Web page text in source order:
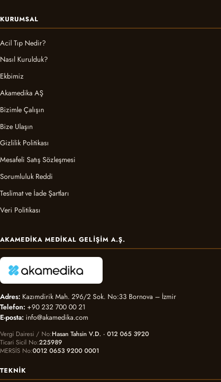
KURUMSAL
Acil Tıp Nedir?
Nasıl Kurulduk?
Ekbimiz
Akamedika AŞ
Bizimle Çalışın
Bize Ulaşın
Gizlilik Politikası
Mesafeli Satış Sözleşmesi
Sorumluluk Reddi
Teslimat ve İade Şartları
Veri Politikası
AKAMEDIKA MEDIKAL GELIŞIM A.Ş.
Adres: Kazımdirik Mah. 296/2 Sok. No:33 Bornova – İzmir
Telefon: +90 232 700 00 21
E-posta: info@akamedika.com
Vergi Dairesi / No Hasan Tahsin V.D. · 012 065 3920
Ticari Sicil No 225989
MERSİS No 0012 0653 9200 0001
TEKNIK